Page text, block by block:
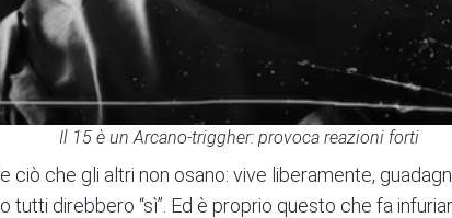
Il 15 è un Arcano-triggher: provoca reazioni forti
ciò che gli altri non osano: vive liberamente,
tutti direbbero “sì”. Ed è proprio questo che fa